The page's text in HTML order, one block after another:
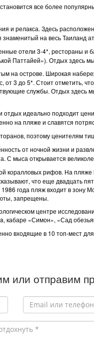
все более
и релакса. Здесь
на весь Таиланд
отели 3-4*, рестораны и
Паттайей»). Отдых здесь
на острове. Широкая
3 до 5*. Стоит отметить,
службы. Отдых
идеально подходит
на пляже и славятся
поэтому ценителям
от ночной жизни и
С мыса открывается
коралловых рифов. На
что еще двадцать
года пляж входит в зону
запрещены.
центре
«Симон», «Сад
входящие в 10 топ-мест
или отправим